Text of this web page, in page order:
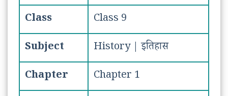
Class
Class 9
Subject
History | इतिहास
Chapter
Chapter 1